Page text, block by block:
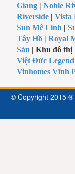
Giang |Noble
Riverside |Vista
Sun Mê Linh |
Tây Hồ |Royal
Sản | Khu đô thị
Việt Đức
Vinhomes Vĩnh
© Copyright 2015 ®